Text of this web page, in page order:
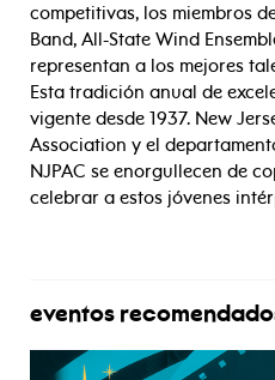
competitivas, los miembros
Band, All-State Wind
representan a los mejores
Esta tradición anual de
vigente desde 1937. New
Association y el
NJPAC se enorgullecen de
celebrar a estos jóvenes
eventos